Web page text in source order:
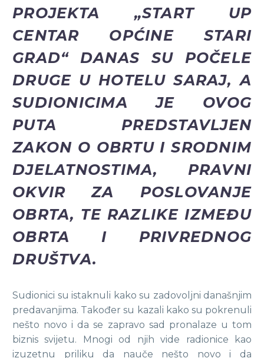
PROJEKTA „START UP
CENTAR OPĆINE STARI
GRAD“ DANAS SU POČELE
DRUGE U HOTELU SARAJ, A
SUDIONICIMA JE OVOG
PUTA PREDSTAVLJEN
ZAKON O OBRTU I SRODNIM
DJELATNOSTIMA, PRAVNI
OKVIR ZA POSLOVANJE
OBRTA, TE RAZLIKE IZMEĐU
OBRTA I PRIVREDNOG
DRUŠTVA.
Sudionici su istaknuli kako su zadovoljni današnjim
predavanjima. Također su kazali kako su pokrenuli
nešto novo i da se zapravo sad pronalaze u tom
biznis svijetu. Mnogi od njih vide radionice kao
izuzetnu priliku da nauče nešto novo i da